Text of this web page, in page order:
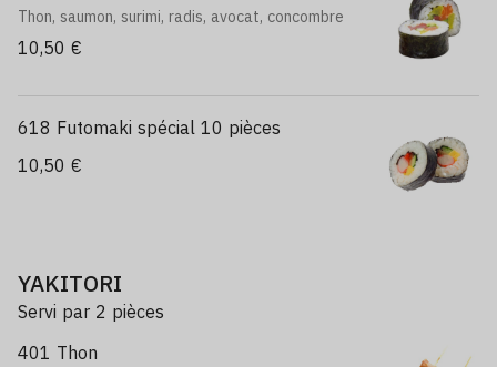
Thon, saumon, surimi, radis, avocat, concombre
10,50 €
618 Futomaki spécial 10 pièces
10,50 €
YAKITORI
Servi par 2 pièces
401 Thon